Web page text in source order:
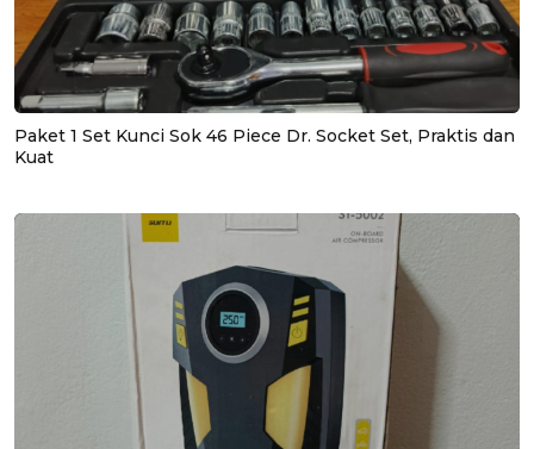
Paket 1 Set Kunci Sok 46 Piece Dr. Socket Set, Praktis dan
Kuat